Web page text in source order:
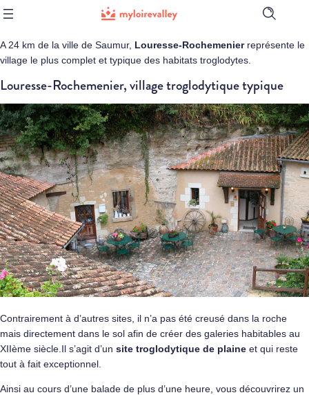
Ouvrir
barre
de
A 24 km de la ville de Saumur, Louresse-Rochemenierreprésente le
village le plus complet et typique des habitats troglodytes.
Louresse-Rochemenier, village troglodytique typique
Contrairement à d’autres sites, il n’a pas été creusé dans la roche
mais directement dans le sol afin de créer des galeries habitables au
XIIème siècle.Il s’agit d’un site troglodytique de plaine et qui reste
tout à fait exceptionnel.
Ainsi au cours d’une balade de plus d’une heure, vous découvrirez un